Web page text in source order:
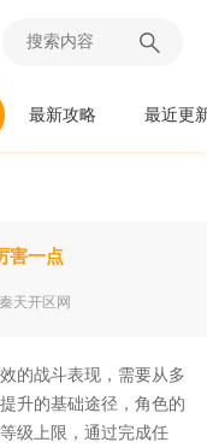
最新攻略 最近更
害一点
天开区网
的战斗表现，需要从多
升的基础途径，角色的
级上限，通过完成任